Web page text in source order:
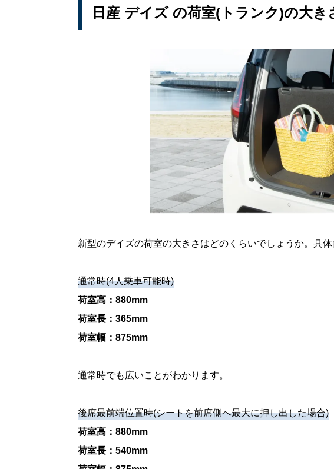
日産 デイズ の荷室(トランク)の大き
新型のデイズの荷室の大きさはどのくらいでしょうか。具体
通常時(4人乗車可能時)
荷室高：880mm
荷室長：365mm
荷室幅：875mm
通常時でも広いことがわかります。
後席最前端位置時(シートを前席側へ最大に押し出した場合)
荷室高：880mm
荷室長：540mm